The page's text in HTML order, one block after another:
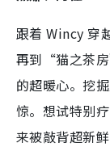
跟着 Wincy 穿
再到“猫之茶
的超暖心。挖
惊。想试特别
来被敲背超新